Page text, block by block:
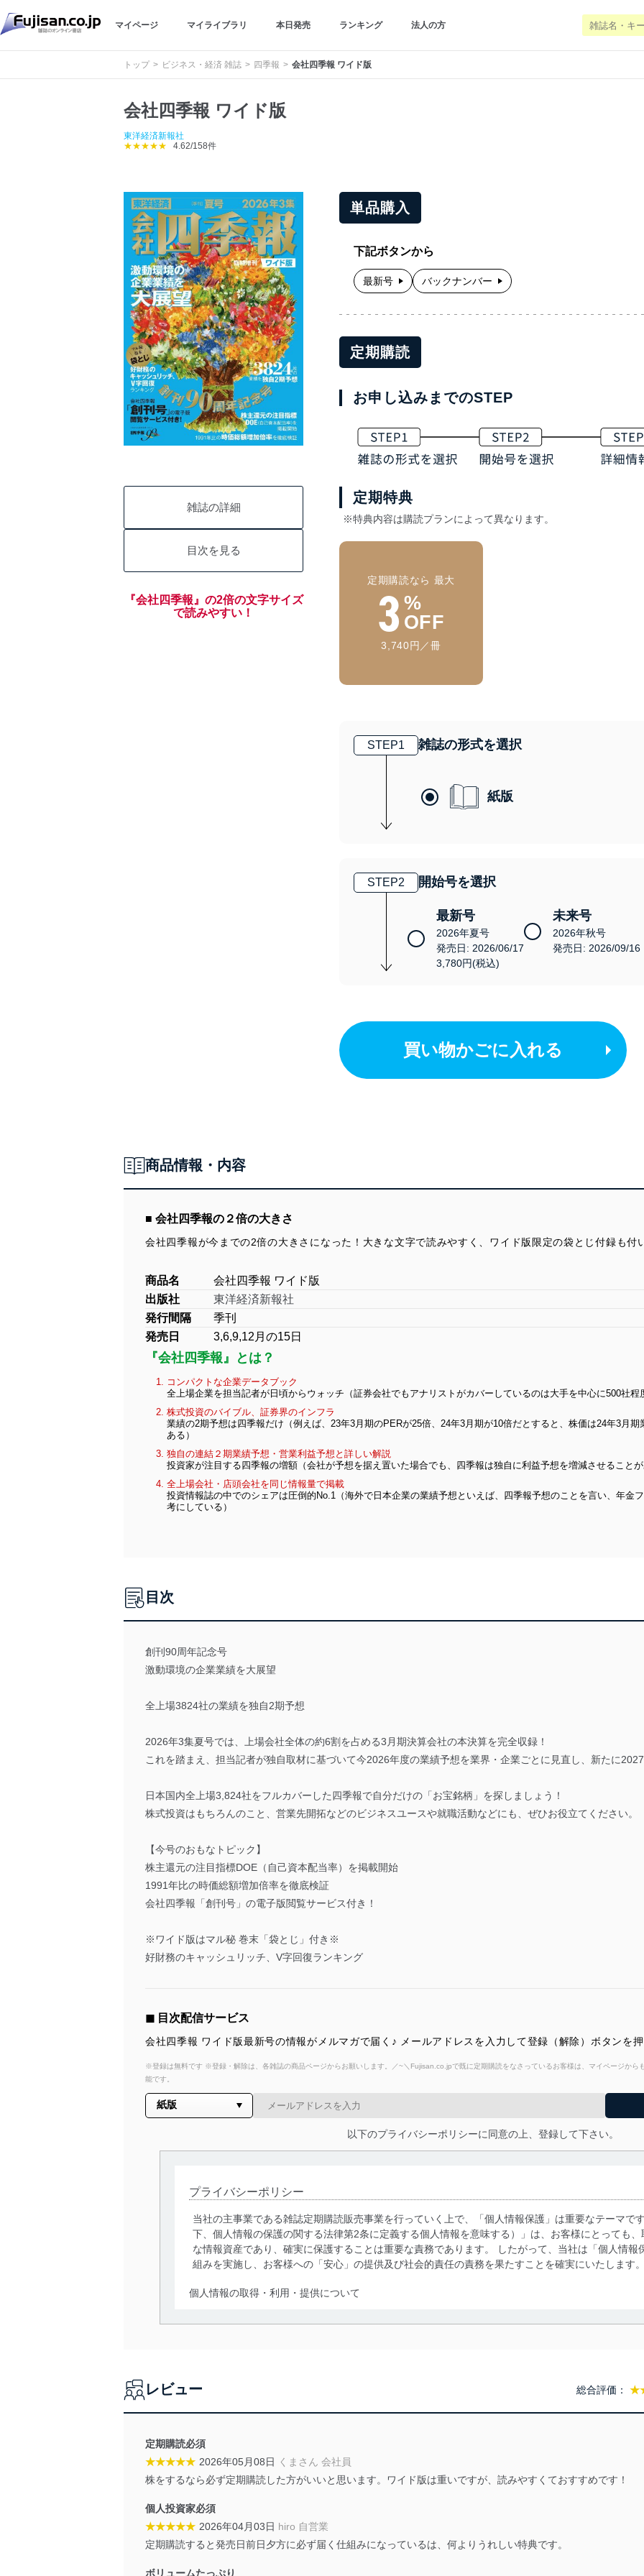
マイページ マイライブラリ 本日発売 ランキング 法人の方
トップ ビジネス・経済 雑誌 四季報 会社四季報 ワイド版
会社四季報 ワイド版
東洋経済新報社
★★★★★
4.62/158件
雑誌の詳細
目次を見る
『会社四季報』の2倍の文字サイズ
で読みやすい！
単品購入
下記ボタンから
最新号 バックナンバー
定期購読
お申し込みまでのSTEP
定期特典
※特典内容は購読プランによって異なります。
定期購読なら 最大
3 %
OFF
3,740円／冊
STEP1 雑誌の形式を選択
紙版
STEP2 開始号を選択
最新号
2026年夏号
発売日: 2026/06/17
3,780円(税込)
未来号
2026年秋号
発売日: 2026/09/16
買い物かごに入れる
商品情報・内容
■ 会社四季報の２倍の大きさ
会社四季報が今までの2倍の大きさになった！大きな文字で読みやすく、ワイド版限定の袋とじ付録も付
商品名
会社四季報 ワイド版
出版社
東洋経済新報社
発行間隔
季刊
発売日
3,6,9,12月の15日
『会社四季報』とは？
コンパクトな企業データブック
全上場企業を担当記者が日頃からウォッチ（証券会社でもアナリストがカバーしているのは大手を中心に500社程
株式投資のバイブル、証券界のインフラ
業績の2期予想は四季報だけ（例えば、23年3月期のPERが25倍、24年3月期が10倍だとすると、株価は24年3月期
ある）
独自の連結２期業績予想・営業利益予想と詳しい解説
投資家が注目する四季報の増額（会社が予想を据え置いた場合でも、四季報は独自に利益予想を増減させることが
全上場会社・店頭会社を同じ情報量で掲載
投資情報誌の中でのシェアは圧倒的No.1（海外で日本企業の業績予想といえば、四季報予想のことを言い、年金
考にしている）
目次
創刊90周年記念号
激動環境の企業業績を大展望
全上場3824社の業績を独自2期予想
2026年3集夏号では、上場会社全体の約6割を占める3月期決算会社の本決算を完全収録！
これを踏まえ、担当記者が独自取材に基づいて今2026年度の業績予想を業界・企業ごとに見直し、新たに2027
日本国内全上場3,824社をフルカバーした四季報で自分だけの「お宝銘柄」を探しましょう！
株式投資はもちろんのこと、営業先開拓などのビジネスユースや就職活動などにも、ぜひお役立てください。
【今号のおもなトピック】
株主還元の注目指標DOE（自己資本配当率）を掲載開始
1991年比の時価総額増加倍率を徹底検証
会社四季報「創刊号」の電子版閲覧サービス付き！
※ワイド版はマル秘 巻末「袋とじ」付き※
好財務のキャッシュリッチ、V字回復ランキング
◼︎ 目次配信サービス
会社四季報 ワイド版最新号の情報がメルマガで届く♪ メールアドレスを入力して登録（解除）ボタンを押
※登録は無料です ※登録・解除は、各雑誌の商品ページからお願いします。／~＼Fujisan.co.jpで既に定期購読をなさっているお客様は、マイページから
能です。
以下のプライバシーポリシーに同意の上、登録して下さい。
プライバシーポリシー
当社の主事業である雑誌定期購読販売事業を行っていく上で、「個人情報保護」は重要なテーマで
下、個人情報の保護の関する法律第2条に定義する個人情報を意味する）」は、お客様にとっても
な情報資産であり、確実に保護することは重要な責務であります。 したがって、当社は「個人情報
組みを実施し、お客様への「安心」の提供及び社会的責任の責務を果たすことを確実にいたします。
個人情報の取得・利用・提供について
当社は、個人情報の取得・利用・提供に際して、その利用目的を明確にし、本人の同意を得たうえ
令及びその他の規範を常に適合させます。
個人情報の安全管理措置
漏えい、滅失またはき損の防止及び是正に努めます。
アクセス制御
個人データを取り扱うことのできる機器及び当該機器を取り扱う従業者を明確化し、 個人デー
レビュー 総合評価：
定期購読必須
★★★★★ 2026年05月08日 くまさん 会社員
株をするなら必ず定期購読した方がいいと思います。ワイド版は重いですが、読みやすくておすすめです！
個人投資家必須
★★★★★ 2026年04月03日 hiro 自営業
定期購読すると発売日前日夕方に必ず届く仕組みになっているは、何よりうれしい特典です。
ボリュームたっぷり